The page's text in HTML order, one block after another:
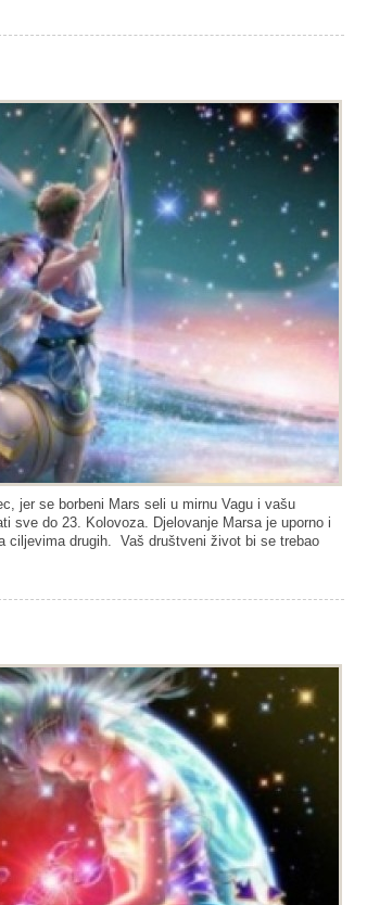
jer se borbeni Mars seli u mirnu Vagu i vašu
sve do 23. Kolovoza. Djelovanje Marsa je uporno i
ciljevima drugih. Vaš društveni život bi se trebao